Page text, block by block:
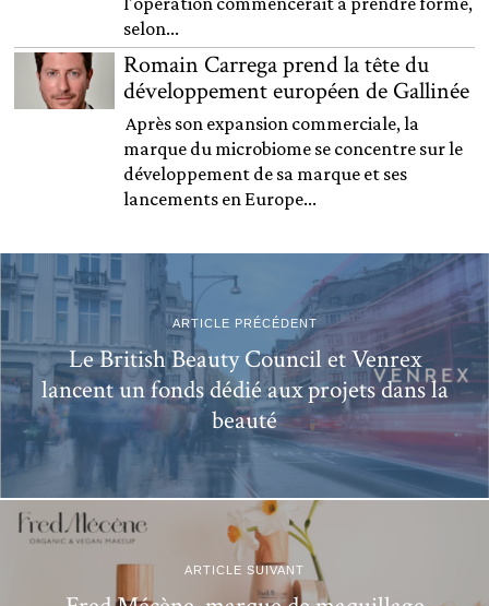
selon...
Romain Carrega prend la tête du
développement européen de Gallinée
Après son expansion commerciale, la
marque du microbiome se concentre sur le
développement de sa marque et ses
lancements en Europe...
ARTICLE PRÉCÉDENT
Le British Beauty Council et Venrex
lancent un fonds dédié aux projets dans la
beauté
ARTICLE SUIVANT